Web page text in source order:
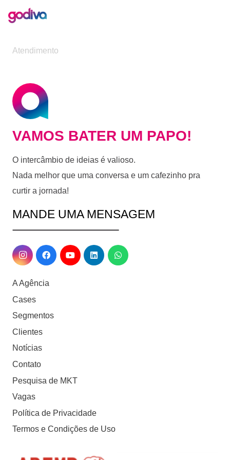
Atendimento
VAMOS BATER UM PAPO!
O intercâmbio de ideias é valioso.
Nada melhor que uma conversa e um cafezinho pra
curtir a jornada!
MANDE UMA MENSAGEM
A Agência
Cases
Segmentos
Clientes
Notícias
Contato
Pesquisa de MKT
Vagas
Política de Privacidade
Termos e Condições de Uso